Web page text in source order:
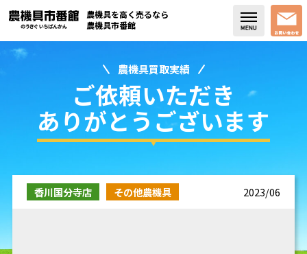
買取実績
コラム・スタッフブログ
取り扱い商品
農機具を高く売るなら
農機具市番館
農機具買取実績
ご依頼いただき
ありがとうございます
香川国分寺店 その他農機具 2023/06